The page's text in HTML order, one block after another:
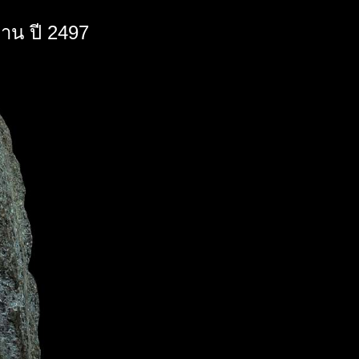
น ปี 2497